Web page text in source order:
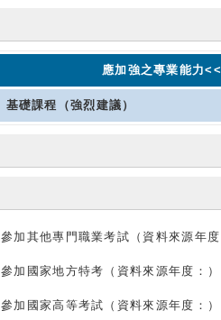
應加強之專業能力
基礎課程（強烈建議）
參加其他專門職業考試（資料來源年
參加國家地方特考（資料來源年度：）
參加國家高等考試（資料來源年度：）